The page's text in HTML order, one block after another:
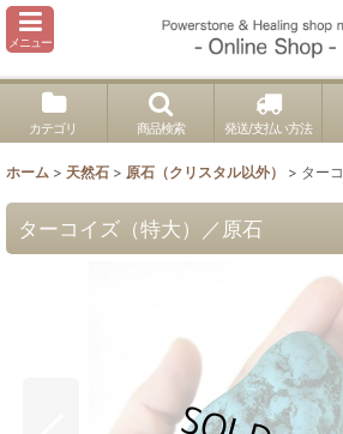
メニュー
カテゴリ 商品検索 発送/支払い方法
ホーム > 天然石 > 原石（クリスタル以外） > ター
ターコイズ（特大）／原石